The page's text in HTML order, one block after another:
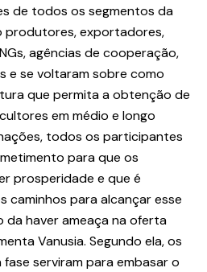
de todos os segmentos da
produtores, exportadores,
agências de cooperação,
e se voltaram sobre como
que permita a obtenção de
em médio e longo
todos os participantes
para que os
prosperidade e que é
caminhos para alcançar esse
da haver ameaça na oferta
Vanusia. Segundo ela, os
serviram para embasar o